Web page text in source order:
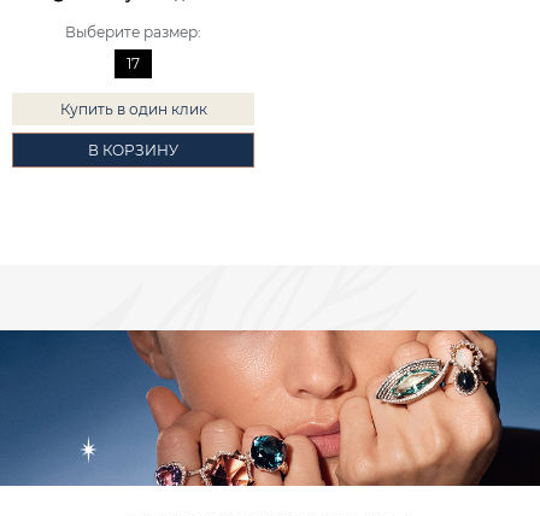
Выберите размер:
17
Купить в один клик
В КОРЗИНУ